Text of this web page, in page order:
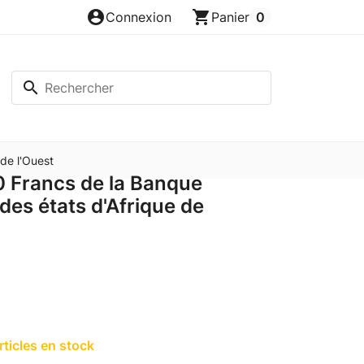
account_circleConnexion shopping_cart Panier 0
search
l'Ouest
Francs de la Banque
états d'Afrique de
en stock